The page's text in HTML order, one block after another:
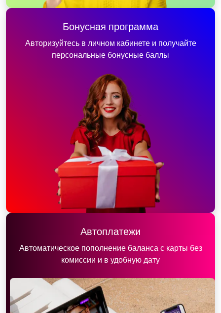
Бонусная программа
Авторизуйтесь в личном кабинете и получайте
персональные бонусные баллы
Автоплатежи
Автоматическое пополнение баланса с карты без
комиссии и в удобную дату